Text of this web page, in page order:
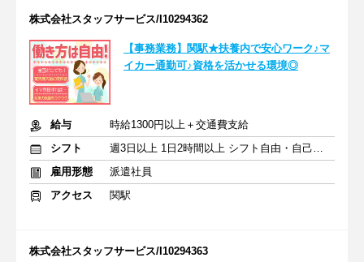
株式会社スタッフサービス/I10294362
【事務業務】関駅★扶養内で安心ワーク♪マ
イカー通勤可♪資格を活かせる環境◎
給与
時給1300円以上＋交通費支給
シフト
週3日以上 1日2時間以上 シフト自由・自己申告
雇用形態
派遣社員
アクセス
関駅
株式会社スタッフサービス/I10294363